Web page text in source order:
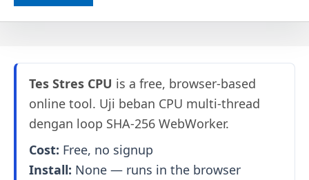
Tes Stres CPU is a free, browser-based
online tool. Uji beban CPU multi-thread
dengan loop SHA-256 WebWorker.
Cost: Free, no signup
Install: None — runs in the browser